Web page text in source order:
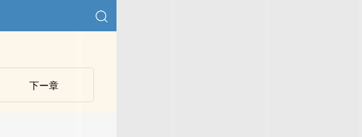
下ー章